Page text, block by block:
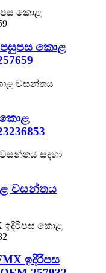
පසුපස කොළ
කොළ
වසන්තය
ඉදිරිපස